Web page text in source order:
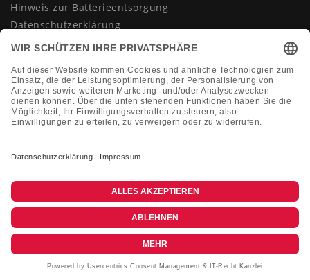
Hinweis zur Batterieentsorgung
Datenschutzerklärung
AGB
Vertrag widerrufen
KONTAKT
+49 (0)2133 210433
shop@dienadel.de
Kieler Str. 18 - 41540 Dormagen
Kundenmeinungen